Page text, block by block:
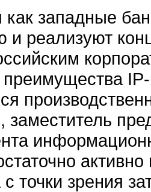
западные
реализуют
преимущества
заместитель
точки зрения